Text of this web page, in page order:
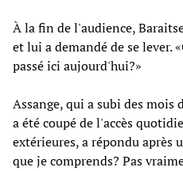
À la fin de l'audience,
et lui a demandé de se lever.
passé ici aujourd'hui?»
Assange, qui a subi des
a été coupé de l'accès
extérieures, a répondu après
que je comprends? Pas